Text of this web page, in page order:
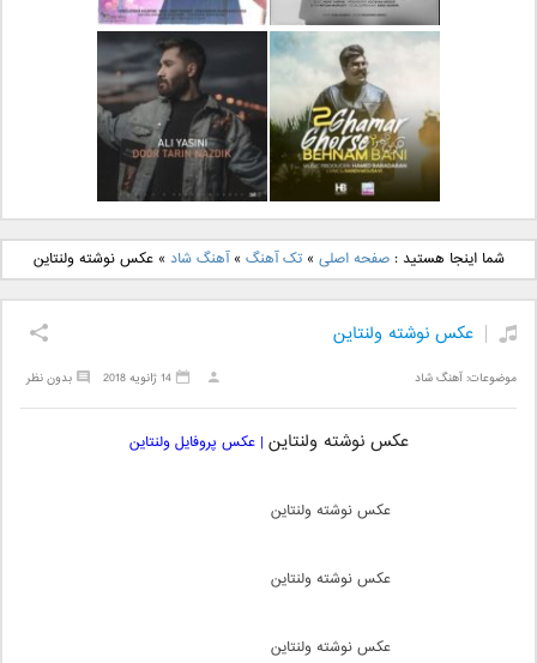
دانلود آهنگ جدید مهدی
یراحی بنام اسرار
دانلود آهنگ جدید فرزاد
فرزین بنام آتیش
دانلود آهنگ جدید بهنام
بانی بنام قرص قمر 2
دانلود آهنگ جدید علی
یاسینی بنام دورترین نزدیک
شما اینجا هستید :صفحه اصلی »تک آهنگ »آهنگ شاد »عکس نوشته ولنتاین
عکس نوشته ولنتاین
موضوعات:آهنگ شاد بدون نظر 14 ژانویه 2018
عکس نوشته ولنتاین | عکس پروفایل ولنتاین
عکس نوشته ولنتاین
عکس نوشته ولنتاین
عکس نوشته ولنتاین